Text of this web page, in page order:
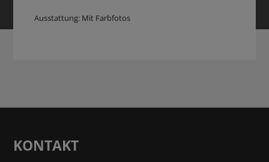
Ausstattung: Mit Farbfotos
KONTAKT